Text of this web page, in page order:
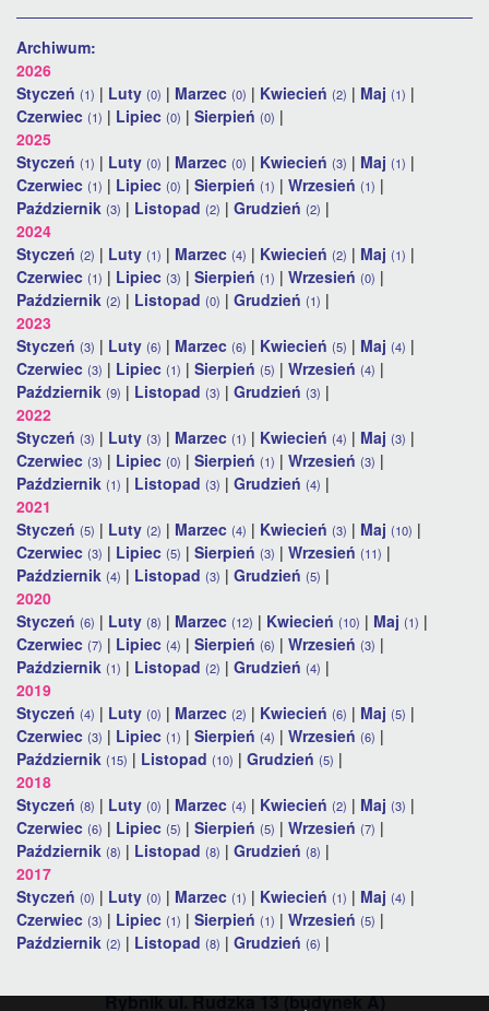
Archiwum:
2026
Styczeń (1) | Luty (0) | Marzec (0) | Kwiecień (2) | Maj (1) |
Czerwiec (1) | Lipiec (0) | Sierpień (0) |
2025
Styczeń (1) | Luty (0) | Marzec (0) | Kwiecień (3) | Maj (1) |
Czerwiec (1) | Lipiec (0) | Sierpień (1) | Wrzesień (1) |
Październik (3) | Listopad (2) | Grudzień (2) |
2024
Styczeń (2) | Luty (1) | Marzec (4) | Kwiecień (2) | Maj (1) |
Czerwiec (1) | Lipiec (3) | Sierpień (1) | Wrzesień (0) |
Październik (2) | Listopad (0) | Grudzień (1) |
2023
Styczeń (3) | Luty (6) | Marzec (6) | Kwiecień (5) | Maj (4) |
Czerwiec (3) | Lipiec (1) | Sierpień (5) | Wrzesień (4) |
Październik (9) | Listopad (3) | Grudzień (3) |
2022
Styczeń (3) | Luty (3) | Marzec (1) | Kwiecień (4) | Maj (3) |
Czerwiec (3) | Lipiec (0) | Sierpień (1) | Wrzesień (3) |
Październik (1) | Listopad (3) | Grudzień (4) |
2021
Styczeń (5) | Luty (2) | Marzec (4) | Kwiecień (3) | Maj (10) |
Czerwiec (3) | Lipiec (5) | Sierpień (3) | Wrzesień (11) |
Październik (4) | Listopad (3) | Grudzień (5) |
2020
Styczeń (6) | Luty (8) | Marzec (12) | Kwiecień (10) | Maj (1) |
Czerwiec (7) | Lipiec (4) | Sierpień (6) | Wrzesień (3) |
Październik (1) | Listopad (2) | Grudzień (4) |
2019
Styczeń (4) | Luty (0) | Marzec (2) | Kwiecień (6) | Maj (5) |
Czerwiec (3) | Lipiec (1) | Sierpień (4) | Wrzesień (6) |
Październik (15) | Listopad (10) | Grudzień (5) |
2018
Styczeń (8) | Luty (0) | Marzec (4) | Kwiecień (2) | Maj (3) |
Czerwiec (6) | Lipiec (5) | Sierpień (5) | Wrzesień (7) |
Październik (8) | Listopad (8) | Grudzień (8) |
2017
Styczeń (0) | Luty (0) | Marzec (1) | Kwiecień (1) | Maj (4) |
Czerwiec (3) | Lipiec (1) | Sierpień (1) | Wrzesień (5) |
Październik (2) | Listopad (8) | Grudzień (6) |
Rybnik ul. Rudzka 13 (budynek A)